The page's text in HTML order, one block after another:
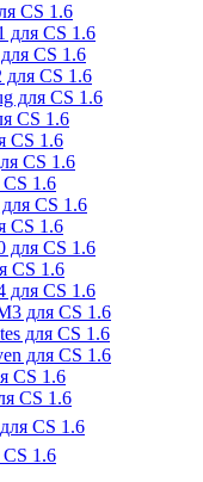
CS 1.6
для CS 1.6
CS 1.6
CS 1.6
для CS 1.6
CS 1.6
CS 1.6
CS 1.6
1.6
CS 1.6
CS 1.6
CS 1.6
CS 1.6
CS 1.6
для CS 1.6
для CS 1.6
для CS 1.6
CS 1.6
CS 1.6
CS 1.6
1.6